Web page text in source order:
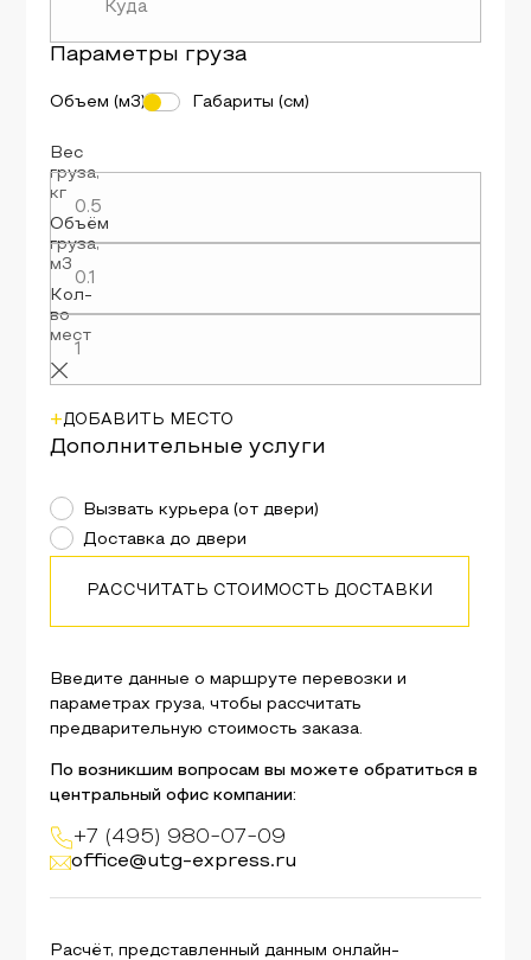
Введите данные о маршруте перевозки и
параметрах груза, чтобы рассчитать
предварительную стоимость заказа.
По возникшим вопросам вы можете обратиться в
центральный офис компании:
+7 (495) 980-07-09
office@utg-express.ru
Расчёт, представленный данным онлайн-
Параметры груза
Объем (м3) Габариты (см)
Вес
груза,
кг
Объём
груза,
м3
Кол-
во
мест
+ДОБАВИТЬ МЕСТО
Дополнительные услуги
Вызвать курьера (от двери)
Доставка до двери
РАССЧИТАТЬ СТОИМОСТЬ ДОСТАВКИ